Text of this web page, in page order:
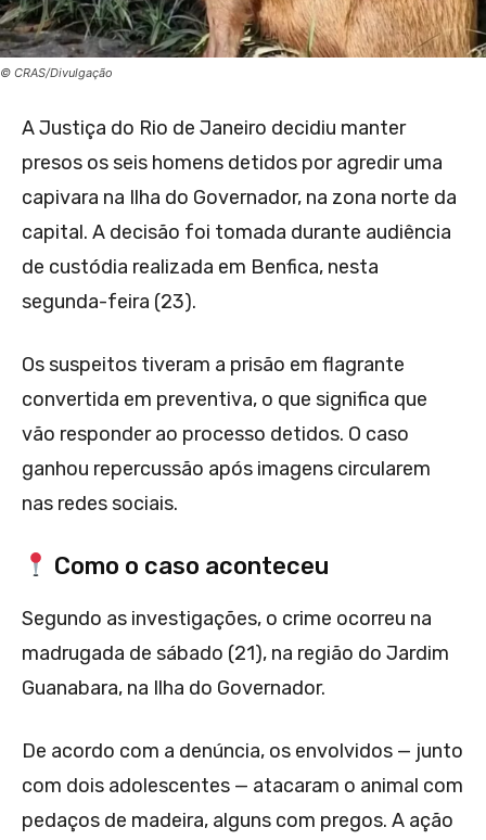
© CRAS/Divulgação
A Justiça do Rio de Janeiro decidiu manter
presos os seis homens detidos por agredir uma
capivara na Ilha do Governador, na zona norte da
capital. A decisão foi tomada durante audiência
de custódia realizada em Benfica, nesta
segunda-feira (23).
Os suspeitos tiveram a prisão em flagrante
convertida em preventiva, o que significa que
vão responder ao processo detidos. O caso
ganhou repercussão após imagens circularem
nas redes sociais.
Como o caso aconteceu
Segundo as investigações, o crime ocorreu na
madrugada de sábado (21), na região do Jardim
Guanabara, na Ilha do Governador.
De acordo com a denúncia, os envolvidos — junto
com dois adolescentes — atacaram o animal com
pedaços de madeira, alguns com pregos. A ação